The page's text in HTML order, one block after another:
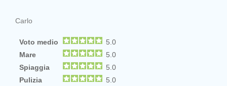
Carlo
Voto medio
5.0
Mare
5.0
Spiaggia
5.0
Pulizia
5.0